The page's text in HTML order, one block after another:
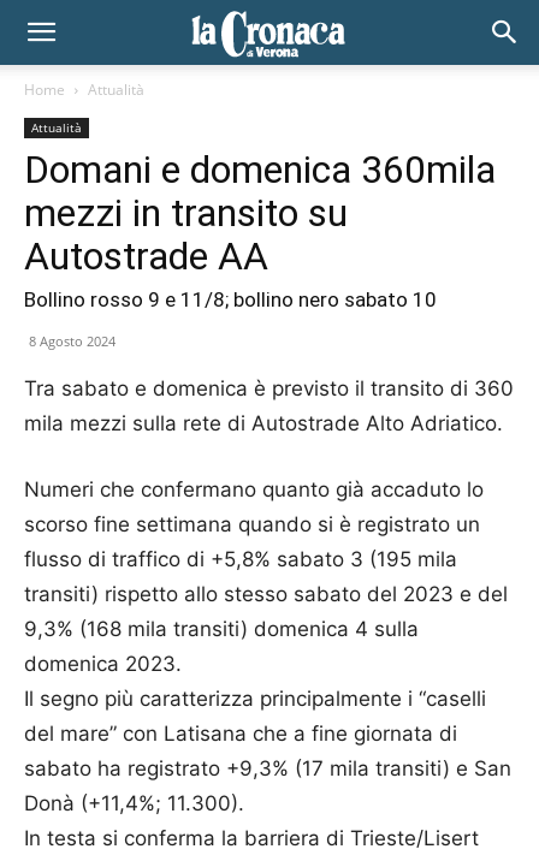
Home Attualità
Attualità
Domani e domenica 360mila
mezzi in transito su
Autostrade AA
Bollino rosso 9 e 11/8; bollino nero sabato 10
8 Agosto 2024
Tra sabato e domenica è previsto il transito di 360
mila mezzi sulla rete di Autostrade Alto Adriatico.
Numeri che confermano quanto già accaduto lo
scorso fine settimana quando si è registrato un
flusso di traffico di +5,8% sabato 3 (195 mila
transiti) rispetto allo stesso sabato del 2023 e del
9,3% (168 mila transiti) domenica 4 sulla
domenica 2023.
Il segno più caratterizza principalmente i “caselli
del mare” con Latisana che a fine giornata di
sabato ha registrato +9,3% (17 mila transiti) e San
Donà (+11,4%; 11.300).
In testa si conferma la barriera di Trieste/Lisert